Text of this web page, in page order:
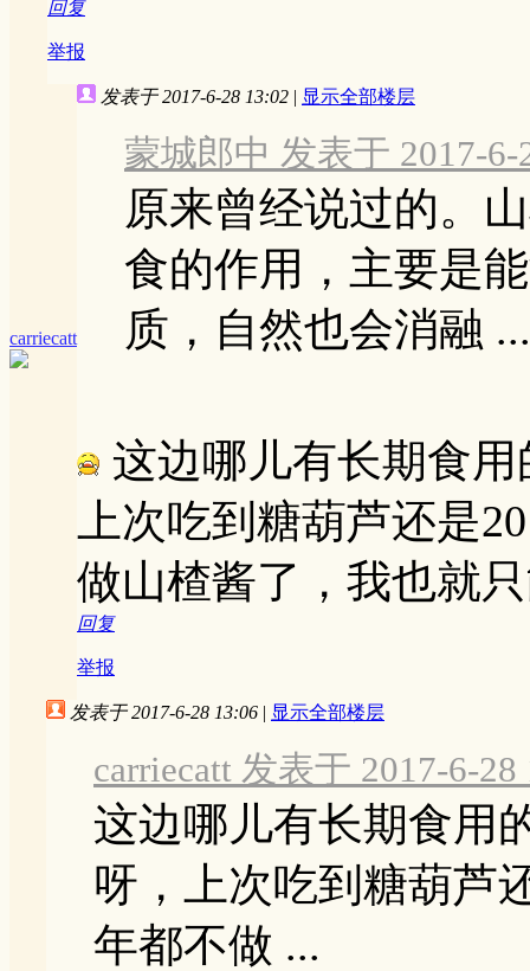
回复
举报
carriecatt
发表于 2017-6-28 13:02 | 显示全部楼层
蒙城郎中 发表于 2017-6-
原来曾经说过的。
食的作用，主要是
质，自然也会消融 ...
这边哪儿有长期食
上次吃到糖葫芦还是
做山楂酱了，我也就
回复
举报
发表于 2017-6-28 13:06 | 显示全部楼层
carriecatt 发表于 2017-6-28
这边哪儿有长期食用
呀，上次吃到糖葫芦
年都不做 ...